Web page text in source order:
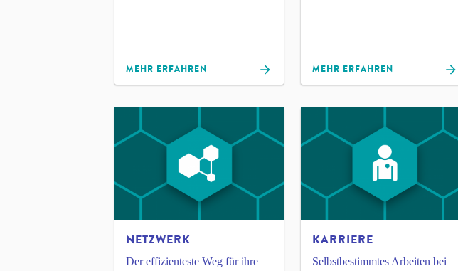
MEHR ERFAHREN MEHR ERFAHREN
NETZWERK
Der effizienteste Weg für ihre
KARRIERE
Selbstbestimmtes Arbeiten bei